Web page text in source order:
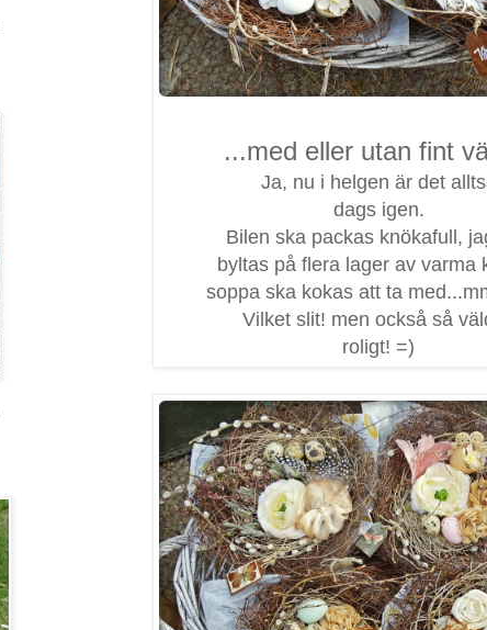
...med eller utan fint
Ja, nu i helgen är det
dags igen.
Bilen ska packas knökafull,
byltas på flera lager av varma
soppa ska kokas att ta
Vilket slit! men också så
roligt! =)